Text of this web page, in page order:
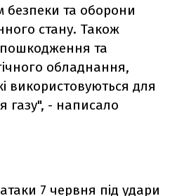
безпеки та оборони
стану. Також
та
обладнання,
використовуються для
газу", - написало
7 червня під удари